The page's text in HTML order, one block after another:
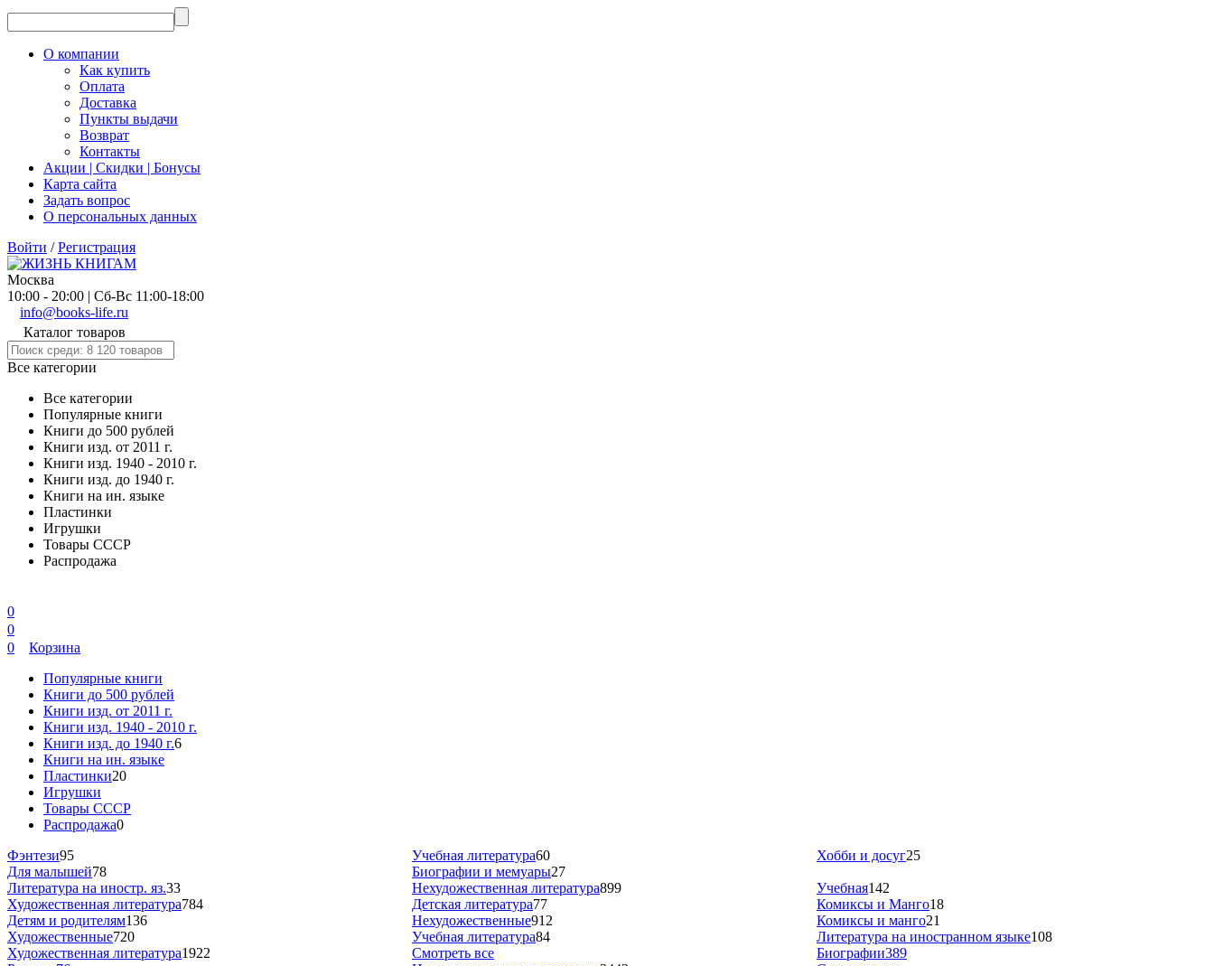
О компании
Как купить
Оплата
Доставка
Пункты выдачи
Возврат
Контакты
Акции | Скидки | Бонусы
Карта сайта
Задать вопрос
О персональных данных
Войти /Регистрация
Москва
10:00 - 20:00 | Сб-Вс 11:00-18:00
info@books-life.ru
Каталог товаров
Все категории
Все категории
Популярные книги
Книги до 500 рублей
Книги изд. от 2011 г.
Книги изд. 1940 - 2010 г.
Книги изд. до 1940 г.
Книги на ин. языке
Пластинки
Игрушки
Товары СССР
Распродажа
0
0
0
Корзина
Популярные книги
Книги до 500 рублей
Книги изд. от 2011 г.
Книги изд. 1940 - 2010 г.
Книги изд. до 1940 г.6
Книги на ин. языке
Пластинки20
Игрушки
Товары СССР
Распродажа0
Фэнтези95
Для малышей78
Учебная литература60
Биографии и мемуары27
Хобби и досуг25
Литература на иностр. яз.33
Художественная литература784
Нехудожественная литература899
Детская литература77
Учебная142
Комиксы и Манго18
Детям и родителям136
Художественные720
Нехудожественные912
Учебная литература84
Комиксы и манго21
Литература на иностранном языке108
Художественная литература1922
Смотреть все
Биографии389